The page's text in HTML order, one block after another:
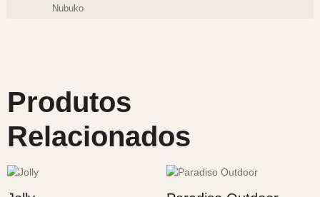
Nubuko
Produtos
Relacionados